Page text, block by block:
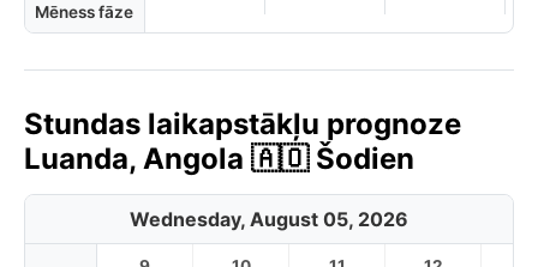
Mēness fāze
Stundas laikapstākļu prognoze
Luanda, Angola 🇦🇴 Šodien
Wednesday, August 05, 2026